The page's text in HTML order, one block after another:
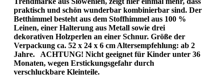
praktisch und schön wunderbar kombinierbar sind. Der
Betthimmel besteht aus dem Stoffhimmel aus 100 %
Leinen, einer Halterung aus Metall sowie drei
dekorativen Holzperlen an einer Schnur. Größe der
Verpackung ca. 52 x 24 x 6 cm Altersempfehlung: ab 2
Jahre. ACHTUNG! Nicht geeignet für Kinder unter 36
Monaten, wegen Erstickungsgefahr durch
verschluckbare Kleinteile.